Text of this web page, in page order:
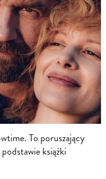
To poruszający
książki